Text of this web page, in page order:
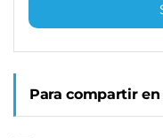
Para compartir en